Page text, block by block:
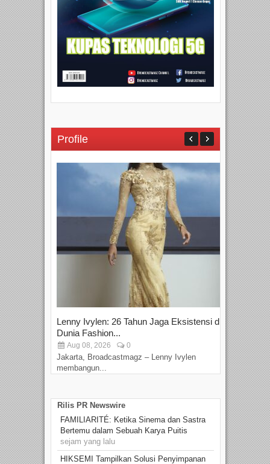
Profile
Lenny Ivylen: 26 Tahun Jaga Eksistensi di
Dunia Fashion...
Aug 08, 2026 0
Jakarta, Broadcastmagz – Lenny Ivylen
membangun...
Rilis PR Newswire
FAMILIARITÉ: Ketika Sinema dan Sastra
Bertemu dalam Sebuah Karya Puitis
sejam yang lalu
HIKSEMI Tampilkan Solusi Penyimpanan